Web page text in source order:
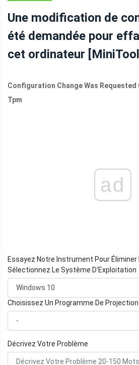
MINITOOL
Une modification de
été demandée pour
cet ordinateur
Configuration Change Was
Tpm
ad
Essayez Notre Instrument Pour Éliminer
Sélectionnez Le Système D'Exploitation
Choisissez Un Programme De
Décrivez Votre Problème